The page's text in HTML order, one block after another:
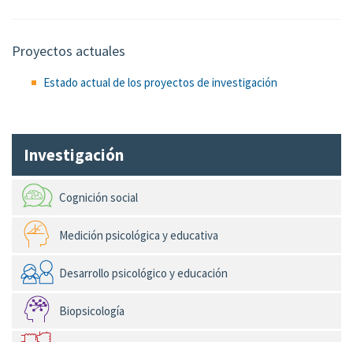
Proyectos actuales
Estado actual de los proyectos de investigación
Investigación
Cognición social
Medición psicológica y educativa
Desarrollo psicológico y educación
Biopsicología